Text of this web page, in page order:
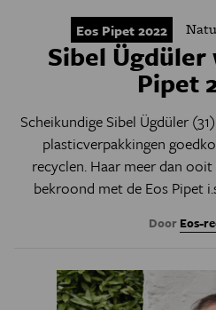
Eos Pipet 2022
Sibel Ügdüler
Pipet
Scheikundige Sibel Ügdüler
plasticverpakkingen
recyclen. Haar meer dan
bekroond met de Eos Pipet
Door Eos-